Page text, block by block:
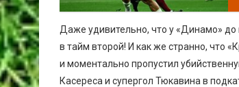
Даже удивительно, что у «Динамо»
в тайм второй! И как же странно, что
и моментально пропустил
Касереса и супергол Тюкавина в